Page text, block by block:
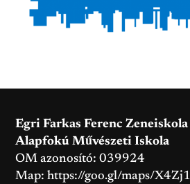
Egri Farkas Ferenc Zeneiskola
Alapfokú Művészeti Iskola
OM azonosító: 039924
Map:https://goo.gl/maps/